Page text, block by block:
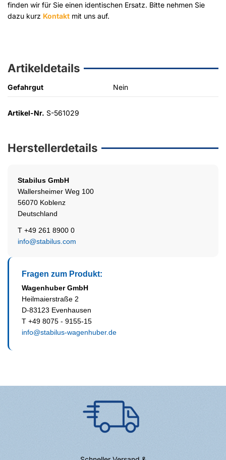
finden wir für Sie einen identischen Ersatz. Bitte nehmen Sie
dazu kurz Kontakt mit uns auf.
Artikeldetails
Gefahrgut Nein
Artikel-Nr. S-561029
Herstellerdetails
Stabilus GmbH
Wallersheimer Weg 100
56070 Koblenz
Deutschland
T +49 261 8900 0
info@stabilus.com
Fragen zum Produkt:
Wagenhuber GmbH
Heilmaierstraße 2
D-83123 Evenhausen
T +49 8075 - 9155-15
info@stabilus-wagenhuber.de